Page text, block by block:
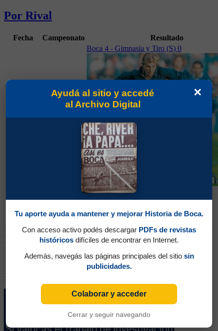
Por Rival
Fecha Campeonato Resultado
Boca 4 - Gimnasia y Tiro (S) 0
31/05/1998
Campeonato Partidos Ganados Empatados Perdidos GF.
Torneo
Clausura 1998
1 1 0 0
Rival
Partidos Ganados Empatados Perdidos GF.
Gimnasia y
Tiro (Salta)
×
Ayudá al sitio y accedé
al Archivo Digital
Tu aporte ayuda a mantener y mejorar Historia de Boca.
Con acceso activo podés descargar PDFs de revistas
históricos difíciles de encontrar en Internet.
Además, navegás las páginas principales del sitio sin
publicidades.
Colaborar y acceder
Cerrar y seguir navegando